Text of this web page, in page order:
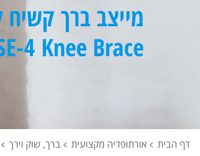
מייצב ברך
4 Knee Brace
דף הבית אורתופדיה מקצועית ברך, שוק וירך